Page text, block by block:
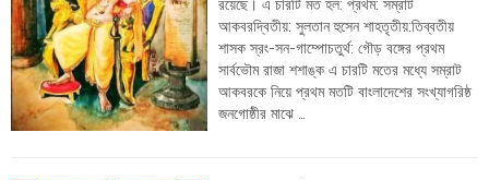
Ghar
Wapsi
Politics
Law
রয়েছে। এ চারটি মত হল: প্রথম: সম্রাট
আকবরদ্বিতীয়: সুলতান হুসেন শাহতৃতীয়:তিব্বতীয়
শাসক স্রং-সন-গাম্পোচতুর্থ: গৌড় বঙ্গের প্রথম
সার্বভৌম রাজা শশাঙ্ক এ চারটি মতের মধ্যে সম্রাট
আকবরকে নিয়ে প্রথম মতটি বাংলাদেশের সংখ্যাগরিষ্ঠ
জনগোষ্ঠীর মাঝে …